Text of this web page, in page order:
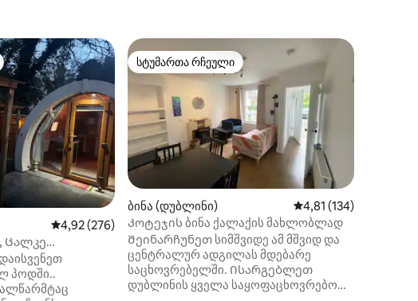
მიმოხილვა
საშუალო შეფასებაა 5‑დან 4,92, 276 მიმოხილვა
4,92 (276)
Ცალკე
პოდში..
სტუმართა რჩეული
სტუმართა რჩეული
ბინა (დუბლინი) საშუალო შეფასებაა
4,81 (134)
Კოტეჯის ბინა ქალაქის მახლობლად
Შეინარჩუნეთ სიმშვიდე ამ მშვიდ და
ცენტრალურ ადგილას მდებარე
საცხოვრებელში. Ისარგებლეთ
დუბლინის ყველა საყოფაცხოვრებო